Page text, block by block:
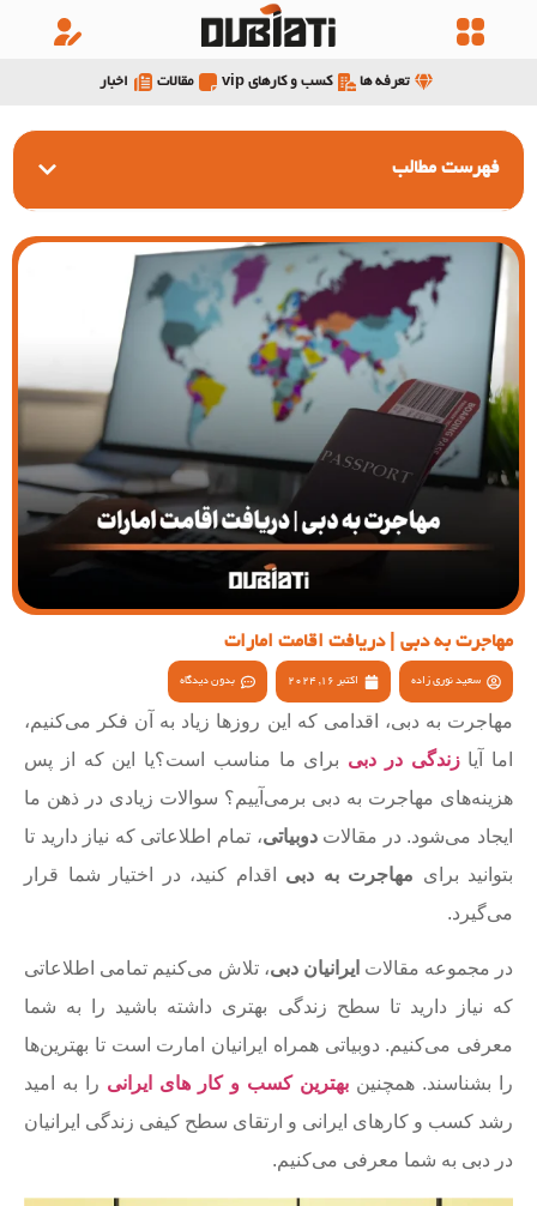
تعرفه ها کسب و کارهای vip مقالات اخبار
مهاجرت به دبی | دریافت اقامت امارات
سعید نوری زاده اکتبر 16, 2024 بدون دیدگاه
مهاجرت به دبی، اقدامی که این روزها زیاد به آن فکر می‌کنیم،
اما آیازندگی در دبی برای ما مناسب است؟یا این که از پس
هزینه‌های مهاجرت به دبی برمی‌آییم؟ سوالات زیادی در ذهن ما
ایجاد می‌شود. در مقالاتدوبیاتی، تمام اطلاعاتی که نیاز دارید تا
بتوانید برای مهاجرت به دبی اقدام کنید، در اختیار شما قرار
می‌گیرد.
در مجموعه مقالات ایرانیان دبی، تلاش می‌کنیم تمامی اطلاعاتی
که نیاز دارید تا سطح زندگی بهتری داشته باشید را به شما
معرفی می‌کنیم. دوبیاتی همراه ایرانیان امارت است تا بهترین‌ها
را بشناسند. همچنین بهترین کسب و کار های ایرانی را به امید
رشد کسب و کارهای ایرانی و ارتقای سطح کیفی زندگی ایرانیان
در دبی به شما معرفی می‌کنیم.
فهرست مطالب